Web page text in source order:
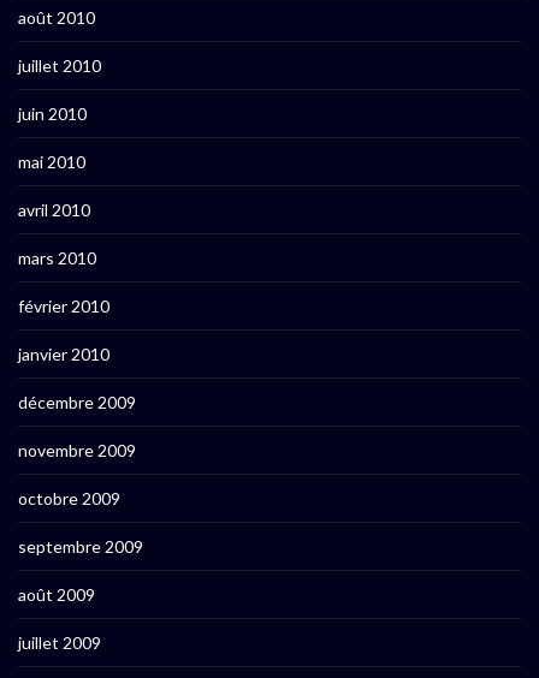
août 2010
juillet 2010
juin 2010
mai 2010
avril 2010
mars 2010
février 2010
janvier 2010
décembre 2009
novembre 2009
octobre 2009
septembre 2009
août 2009
juillet 2009